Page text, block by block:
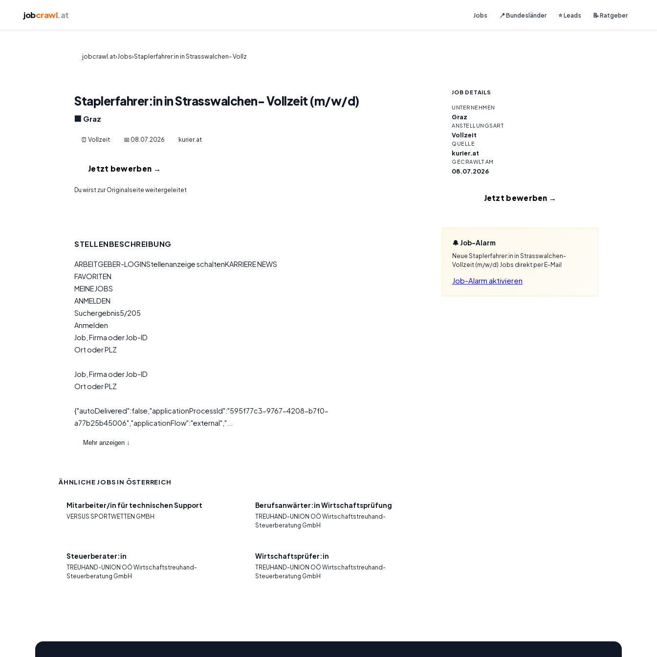
jobcrawl.at Jobs 📍 Bundesländer ⭐ Leads 📝 Ratgeber
jobcrawl.at›Jobs›Staplerfahrer:in in Strasswalchen- Vollz
Staplerfahrer:in in Strasswalchen- Vollzeit (m/w/d)
🏢 Graz
⏰ Vollzeit 📅 08.07.2026 kurier.at
Jetzt bewerben →
Du wirst zur Originalseite weitergeleitet
STELLENBESCHREIBUNG
ARBEITGEBER-LOGINStellenanzeige schaltenKARRIERE NEWS
FAVORITEN
MEINE JOBS
ANMELDEN
Suchergebnis5/205
Anmelden
Job, Firma oder Job-ID
Ort oder PLZ
Job, Firma oder Job-ID
Ort oder PLZ
{"autoDelivered":false,"applicationProcessId":"595f77c3-9767-4208-b7f0-
a77b25b45006","applicationFlow":"external","...
Mehr anzeigen ↓
ÄHNLICHE JOBS IN ÖSTERREICH
Mitarbeiter/in für technischen Support
VERSUS SPORTWETTEN GMBH
Berufsanwärter:in Wirtschaftsprüfung
TREUHAND-UNION OÖ Wirtschaftstreuhand-
Steuerberatung GmbH
Steuerberater:in
TREUHAND-UNION OÖ Wirtschaftstreuhand-
Steuerberatung GmbH
Wirtschaftsprüfer:in
TREUHAND-UNION OÖ Wirtschaftstreuhand-
Steuerberatung GmbH
JOB DETAILS
UNTERNEHMEN
Graz
ANSTELLUNGSART
Vollzeit
QUELLE
kurier.at
GECRAWLT AM
08.07.2026
Jetzt bewerben →
🔔 Job-Alarm
Neue Staplerfahrer:in in Strasswalchen-
Vollzeit (m/w/d) Jobs direkt per E-Mail
Job-Alarm aktivieren